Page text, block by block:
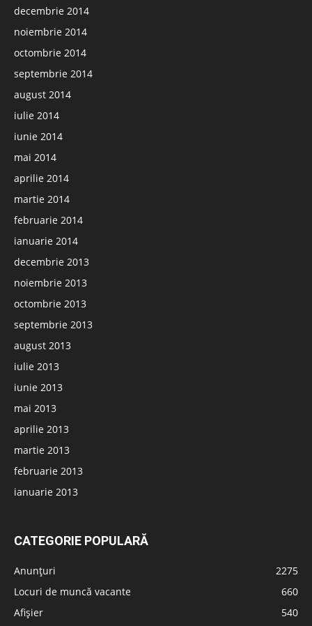
decembrie 2014
noiembrie 2014
octombrie 2014
septembrie 2014
august 2014
iulie 2014
iunie 2014
mai 2014
aprilie 2014
martie 2014
februarie 2014
ianuarie 2014
decembrie 2013
noiembrie 2013
octombrie 2013
septembrie 2013
august 2013
iulie 2013
iunie 2013
mai 2013
aprilie 2013
martie 2013
februarie 2013
ianuarie 2013
CATEGORIE POPULARĂ
Anunțuri
2275
Locuri de muncă vacante
660
Afișier
540